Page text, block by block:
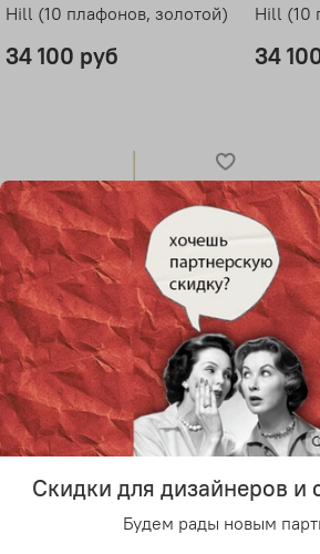
Hill (10 плафонов, золотой)
34 100 руб
Hill (10
34
Потолочный дизайнерский
светильник AGNES от Roll &
Hill (14 плафонов, золотой)
39 900 руб
Hill (14
39
Скидки для дизайнеров и
Будем рады новым